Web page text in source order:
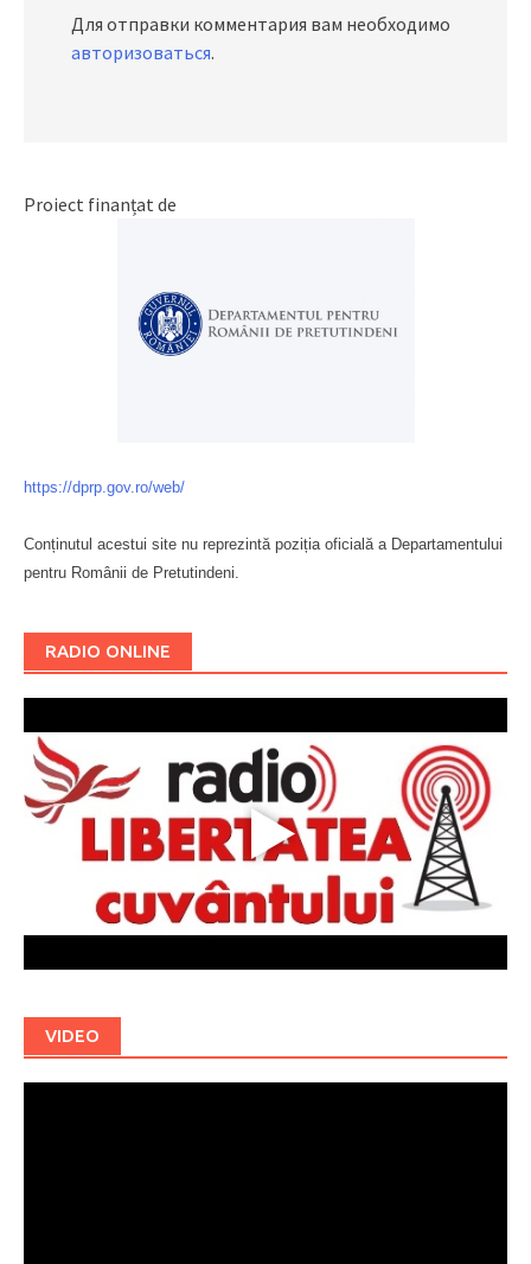
Для отправки комментария вам необходимо
авторизоваться.
Proiect finanțat de
https://dprp.gov.ro/web/
Conținutul acestui site nu reprezintă poziția oficială a Departamentului
pentru Românii de Pretutindeni.
RADIO ONLINE
VIDEO